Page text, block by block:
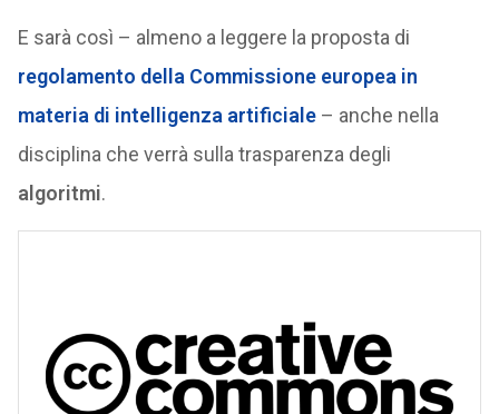
E sarà così – almeno a leggere la proposta di
regolamento della Commissione europea in
materia di intelligenza artificiale– anche nella
disciplina che verrà sulla trasparenza degli
algoritmi.